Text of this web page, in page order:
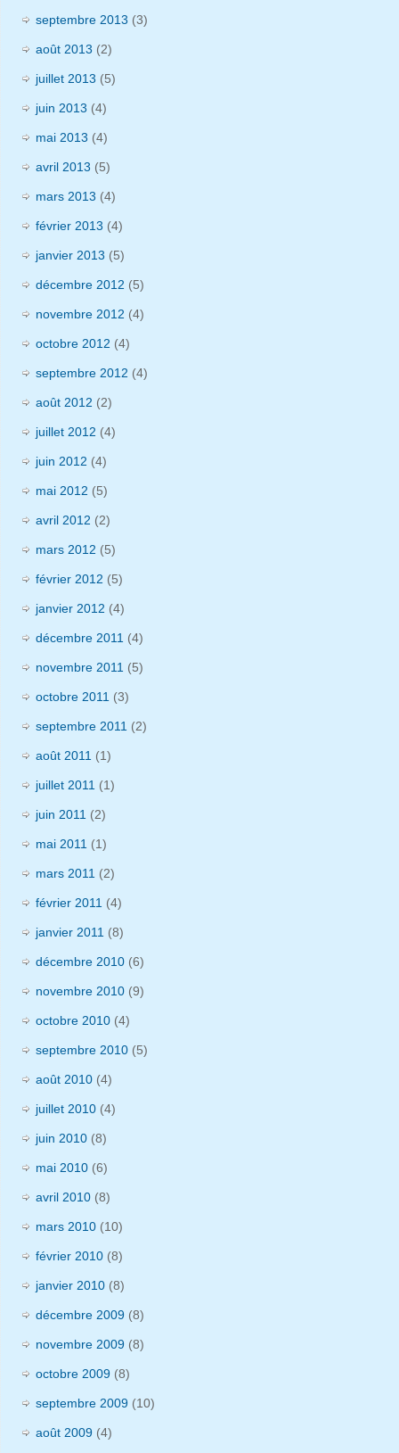
septembre 2013 (3)
août 2013 (2)
juillet 2013 (5)
juin 2013 (4)
mai 2013 (4)
avril 2013 (5)
mars 2013 (4)
février 2013 (4)
janvier 2013 (5)
décembre 2012 (5)
novembre 2012 (4)
octobre 2012 (4)
septembre 2012 (4)
août 2012 (2)
juillet 2012 (4)
juin 2012 (4)
mai 2012 (5)
avril 2012 (2)
mars 2012 (5)
février 2012 (5)
janvier 2012 (4)
décembre 2011 (4)
novembre 2011 (5)
octobre 2011 (3)
septembre 2011 (2)
août 2011 (1)
juillet 2011 (1)
juin 2011 (2)
mai 2011 (1)
mars 2011 (2)
février 2011 (4)
janvier 2011 (8)
décembre 2010 (6)
novembre 2010 (9)
octobre 2010 (4)
septembre 2010 (5)
août 2010 (4)
juillet 2010 (4)
juin 2010 (8)
mai 2010 (6)
avril 2010 (8)
mars 2010 (10)
février 2010 (8)
janvier 2010 (8)
décembre 2009 (8)
novembre 2009 (8)
octobre 2009 (8)
septembre 2009 (10)
août 2009 (4)